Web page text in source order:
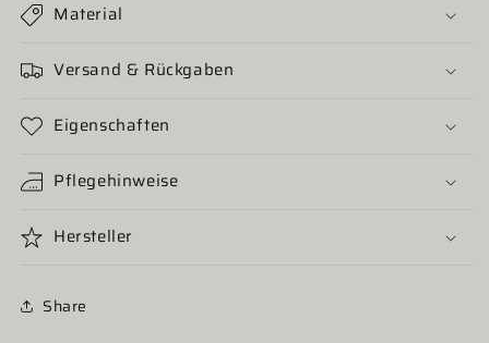
Material
Versand & Rückgaben
Eigenschaften
Pflegehinweise
Hersteller
Share